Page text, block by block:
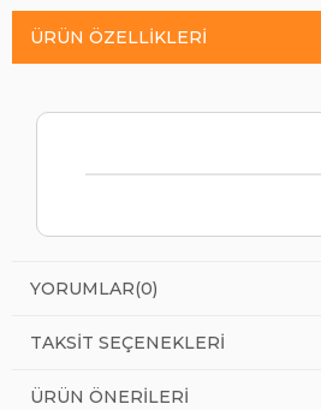
ÜRÜN ÖZELLIKLERI
YORUMLAR(0)
TAKSIT SEÇENEKLERI
ÜRÜN ÖNERILERI